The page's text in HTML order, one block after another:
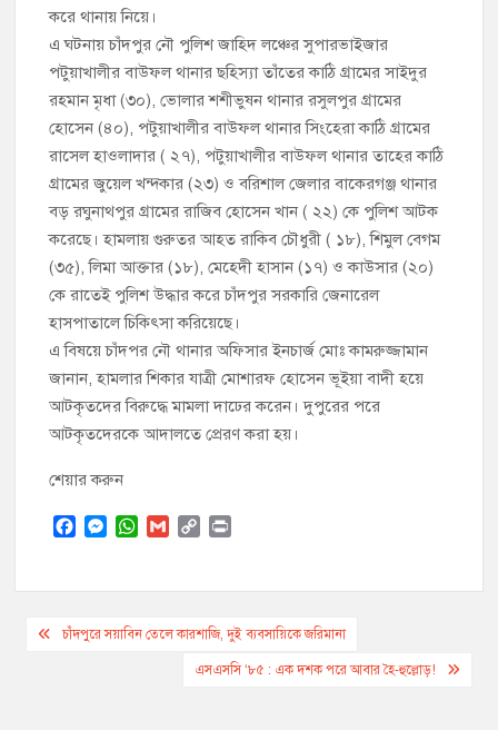
করে থানায় নিয়ে।
এ ঘটনায় চাঁদপুর নৌ পুলিশ জাহিদ লঞ্চের সুপারভাইজার
পটুয়াখালীর বাউফল থানার ছহিস্যা তাঁতের কাঠি গ্রামের সাইদুর
রহমান মৃধা (৩০), ভোলার শশীভুষন থানার রসুলপুর গ্রামের
হোসেন (৪০), পটুয়াখালীর বাউফল থানার সিংহেরা কাঠি গ্রামের
রাসেল হাওলাদার ( ২৭), পটুয়াখালীর বাউফল থানার তাহের কাঠি
গ্রামের জুয়েল খন্দকার (২৩) ও বরিশাল জেলার বাকেরগঞ্জ থানার
বড় রঘুনাথপুর গ্রামের রাজিব হোসেন খান ( ২২) কে পুলিশ আটক
করেছে। হামলায় গুরুতর আহত রাকিব চৌধুরী ( ১৮), শিমুল বেগম
(৩৫), লিমা আক্তার (১৮), মেহেদী হাসান (১৭) ও কাউসার (২০)
কে রাতেই পুলিশ উদ্ধার করে চাঁদপুর সরকারি জেনারেল
হাসপাতালে চিকিৎসা করিয়েছে।
এ বিষয়ে চাঁদপর নৌ থানার অফিসার ইনচার্জ মোঃ কামরুজ্জামান
জানান, হামলার শিকার যাত্রী মোশারফ হোসেন ভূইয়া বাদী হয়ে
আটকৃতদের বিরুদ্ধে মামলা দাঢের করেন। দুপুরের পরে
আটকৃতদেরকে আদালতে প্রেরণ করা হয়।
শেয়ার করুন
c
b
s
e
a
s
a
l
p
L
i
t
Postচাঁদপুরে সয়াবিন তেলে কারশাজি, দুই ব্যবসায়িকে জরিমানা
এসএসসি ‘৮৫ : এক দশক পরে আবার হৈ-হুল্লোড়!